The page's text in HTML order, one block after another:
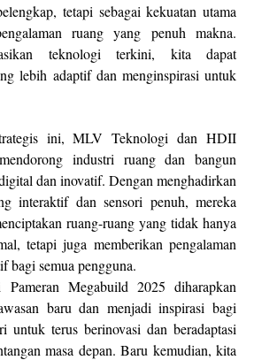
tetapi sebagai kekuatan utama
ruang yang penuh makna.
teknologi terkini, kita dapat
lebih adaptif dan menginspirasi untuk
ini, MLV Teknologi dan HDII
industri ruang dan bangun
dan inovatif. Dengan menghadirkan
interaktif dan sensori penuh, mereka
ruang-ruang yang tidak hanya
tetapi juga memberikan pengalaman
bagi semua pengguna.
Pameran Megabuild 2025 diharapkan
baru dan menjadi inspirasi bagi
untuk terus berinovasi dan beradaptasi
masa depan. Baru kemudian, kita